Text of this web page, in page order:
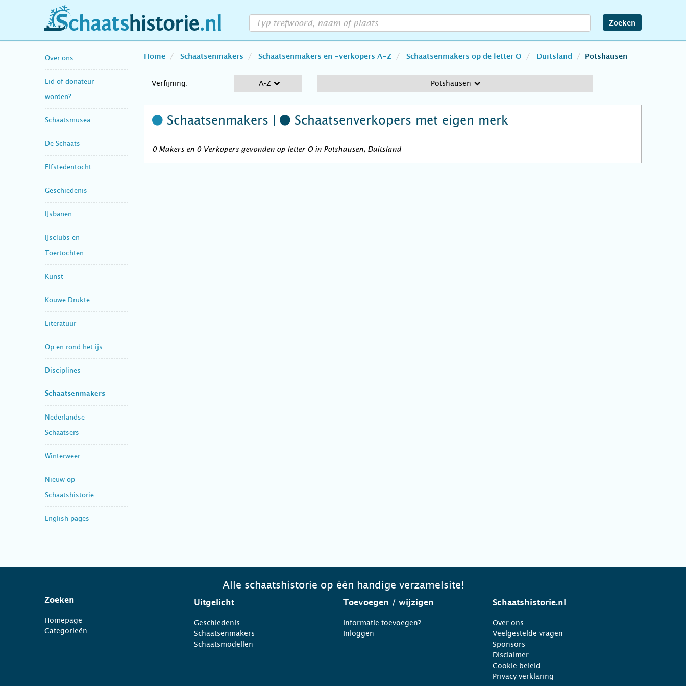
schaatshistorie.nl Zoeken
Over ons
Lid of donateur
worden?
Schaatsmusea
De Schaats
Elfstedentocht
Geschiedenis
IJsbanen
IJsclubs en
Toertochten
Kunst
Kouwe Drukte
Literatuur
Op en rond het ijs
Disciplines
Schaatsenmakers
Nederlandse
Schaatsers
Winterweer
Nieuw op
Schaatshistorie
English pages
Home Schaatsenmakers Schaatsenmakers en -verkopers A-Z Schaatsenmakers op de letter O Duitsland Potshausen
Verfijning: A-Z Potshausen
Schaatsenmakers | Schaatsenverkopers met eigen merk
0 Makers en 0 Verkopers gevonden op letter O in Potshausen, Duitsland
Alle schaatshistorie op één handige verzamelsite!
Zoeken
Homepage
Categorieën
Uitgelicht
Geschiedenis
Schaatsenmakers
Schaatsmodellen
Toevoegen / wijzigen
Informatie toevoegen?
Inloggen
Schaatshistorie.nl
Over ons
Veelgestelde vragen
Sponsors
Disclaimer
Cookie beleid
Privacy verklaring